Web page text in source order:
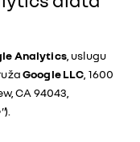
Analytics, uslugu
Google LLC , 1600
CA 94043,
).